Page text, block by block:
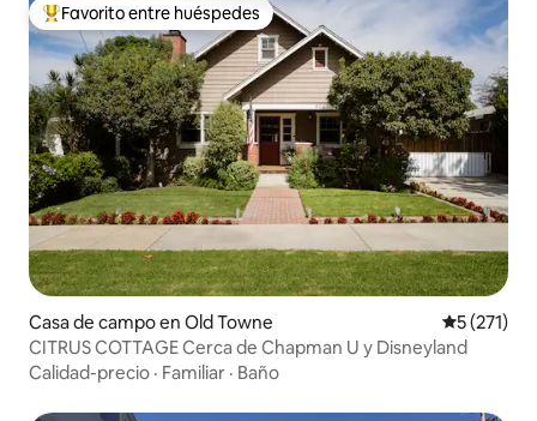
Favorito entre huéspedes preferido
Favorito entre huéspedes
Casa de campo en Old Towne
5 (271)
CITRUS COTTAGE Cerca de Chapman U y Disneyland
Calidad-precio · Familiar · Baño